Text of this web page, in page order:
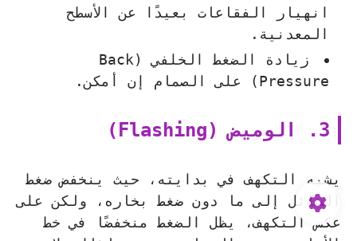
انهيار الفقاعات بعيدًا عن الأسطح
المعدنية.
زيادة الضغط الخلفي (Back
Pressure) على الصمام إن أمكن.
3. الوميض (Flashing)
يشبه التكهف في بدايته، حيث ينخفض ضغط
السائل إلى ما دون ضغط بخاره، ولكن على
عكس التكهف، يظل الضغط منخفضًا في خط